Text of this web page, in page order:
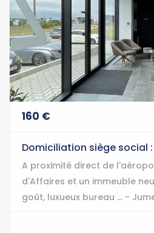
160 €
Domiciliation siège social :
A proximité direct de
d'Affaires et un immeuble
goût, luxueux bureau ... -